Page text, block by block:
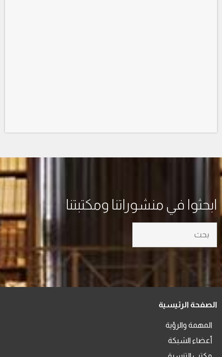
ابحثوا في منشوراتنا ومكتبتنا
الصفحة الرئيسية
المهمة والرؤية
أعضاء الشبكة